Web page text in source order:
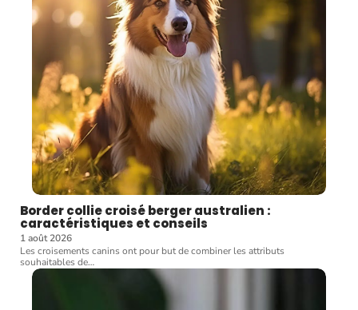
Border collie croisé berger australien :
caractéristiques et conseils
1 août 2026
Les croisements canins ont pour but de combiner les attributs
souhaitables de…